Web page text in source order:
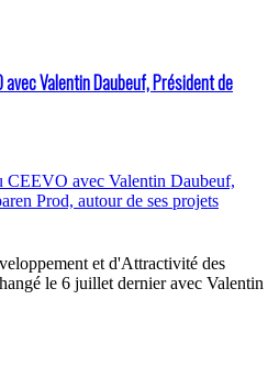
avec Valentin Daubeuf, Président de
et d'Attractivité des
le 6 juillet dernier avec Valentin